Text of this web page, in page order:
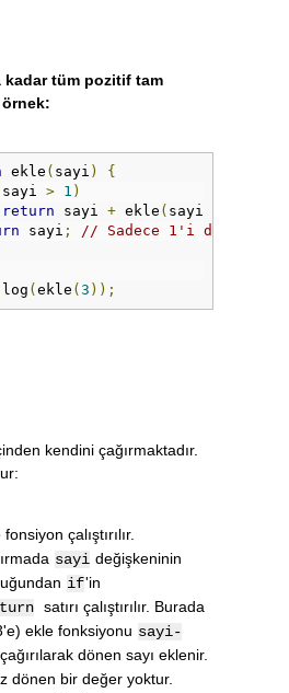
kadar tüm pozitif tam
örnek:
ekle ( sayi )
{
sayi > 1 )
return sayi + ekle ( sayi
sayi ;
// Sadece 1'i döndürür.
log (ekle (3 ));
kendini çağırmaktadır.
fonsiyon çalıştırılır.
sayi değişkeninin
if'in
satırı çalıştırılır. Burada
ekle fonksiyonu sayi-
dönen sayı eklenir.
dönen bir değer yoktur.